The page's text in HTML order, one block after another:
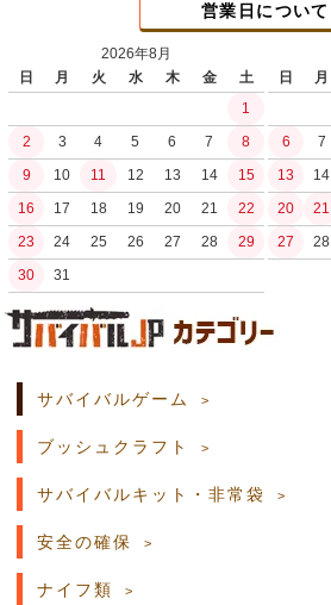
営業日について
2026年8月
日
月 火 水 木 金
土
1
2
3 4 5 6 7
8
9
10 11 12 13 14
15
16
17 18 19 20 21
22
23
24 25 26 27 28
29
30
31
日
月
6
7
13
14
20
21
27
28
土日祝日の商品発送はございません。
サバイバルゲーム
ブッシュクラフト
サバイバルキット・非常袋
安全の確保
ナイフ類